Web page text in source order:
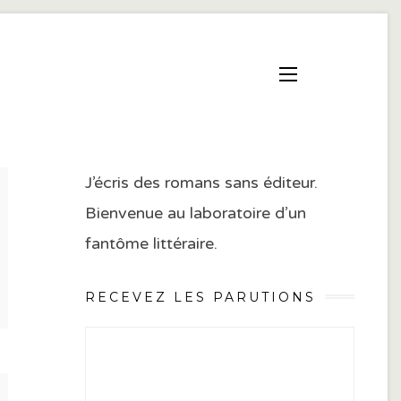
J’écris des romans sans éditeur.
Bienvenue au laboratoire d’un
fantôme littéraire.
RECEVEZ LES PARUTIONS